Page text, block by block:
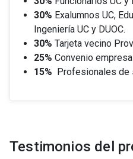
30% Exalumnos UC,
Ingeniería UC y DUOC.
30% Tarjeta vecino
25% Convenio
15% Profesionales de
Testimonios del